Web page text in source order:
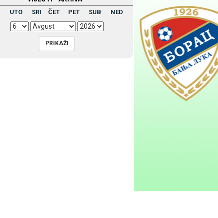
UTO SRI ČET PET SUB NED